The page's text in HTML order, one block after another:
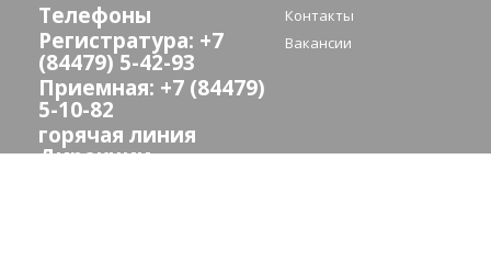
Телефоны
Регистратура: +7
(84479) 5-42-93
Приемная: +7 (84479)
5-10-82
горячая линия
Дирекции
Контакты
Вакансии